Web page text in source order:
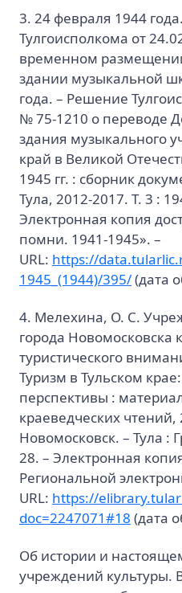
3. 24 февраля 1944
Тулгоисполкома от
временном
здании музыкальной
года. – Решение
№ 75-1210 о переводе
здания музыкального
край в Великой
1945 гг. : сборник
Тула, 2012-2017. Т. 3 :
Электронная копия
помни. 1941-1945». –
URL: https://
1945_(1944)/395/(дата
4. Мелехина, О. С.
города Новомосковска
туристического
Туризм в Тульском
перспективы :
краеведческих чтений,
Новомосковск. – Тула :
28. – Электронная
Региональной
URL: https://
doc=2247071#18 (дата
Об истории и
учреждений культуры.